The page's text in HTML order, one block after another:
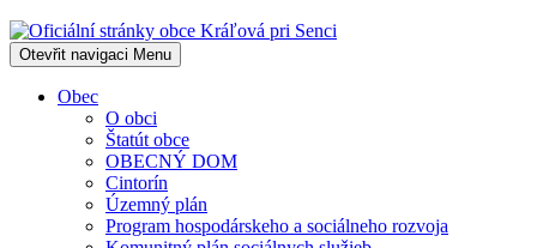
Otevřit navigaci Menu
Obec
O obci
Štatút obce
OBECNÝ DOM
Cintorín
Územný plán
Program hospodárskeho a sociálneho rozvoja